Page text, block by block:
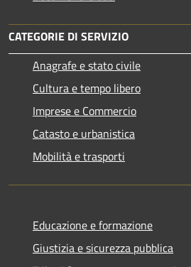
CATEGORIE DI SERVIZIO
Anagrafe e stato civile
Cultura e tempo libero
Imprese e Commercio
Catasto e urbanistica
Mobilità e trasporti
Educazione e formazione
Giustizia e sicurezza pubblica